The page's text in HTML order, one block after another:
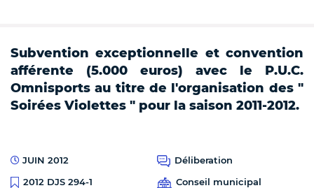
Subvention exceptionnelle et convention
afférente (5.000 euros) avec le P.U.C.
Omnisports au titre de l'organisation des "
Soirées Violettes " pour la saison 2011-2012.
JUIN 2012
Déliberation
2012 DJS 294-1
Conseil municipal